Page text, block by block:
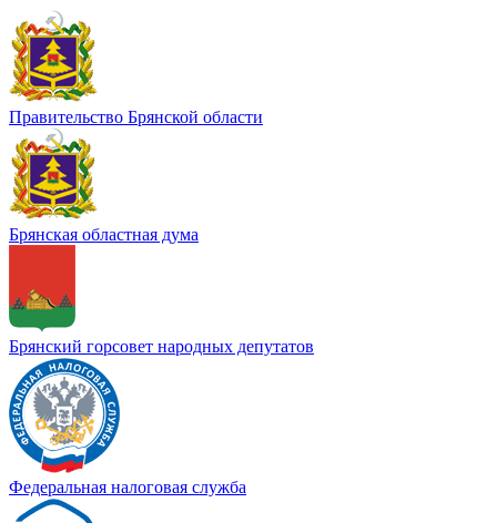
Правительство Брянской области
Брянская областная дума
Брянский горсовет народных депутатов
Федеральная налоговая служба